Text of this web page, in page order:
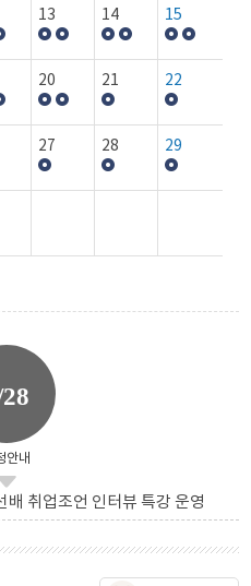
13 14 15
20 21 22
27 28 29
안내
배 취업조언 인터뷰 특강 운영